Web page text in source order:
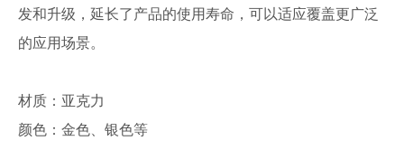
发和升级，延长了产品的使用寿命，可以适应覆盖更广泛
的应用场景。
材质：亚克力
颜色：金色、银色等